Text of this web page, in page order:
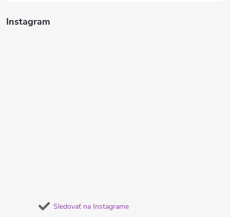
Instagram
Sledovať na Instagrame